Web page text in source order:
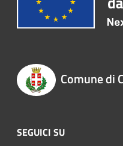
Comune di
SEGUICI SU